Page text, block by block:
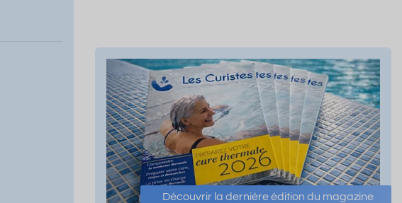
Découvrir la dernière édition du magazine